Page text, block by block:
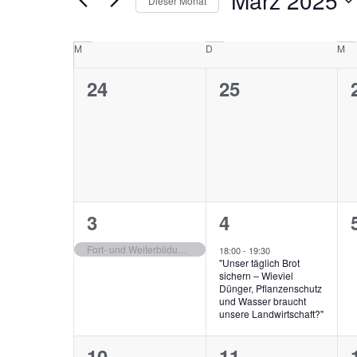
Navigation
nach
Schlüsselwort.
Kalender
von
Veranstaltungen
M D M
0
24
0
25
1
Veranstaltung,
3
1
Veranstaltung,
4
18:00- 19:30
"Unser täglich Brot
sichern – Wieviel
Dünger, Pflanzenschutz
und Wasser braucht
unsere Landwirtschaft?"